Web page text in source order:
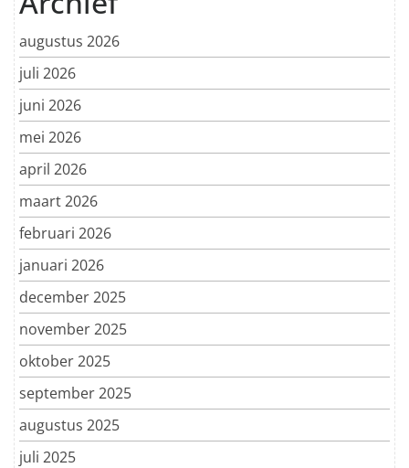
augustus 2026
juli 2026
juni 2026
mei 2026
april 2026
maart 2026
februari 2026
januari 2026
december 2025
november 2025
oktober 2025
september 2025
augustus 2025
juli 2025